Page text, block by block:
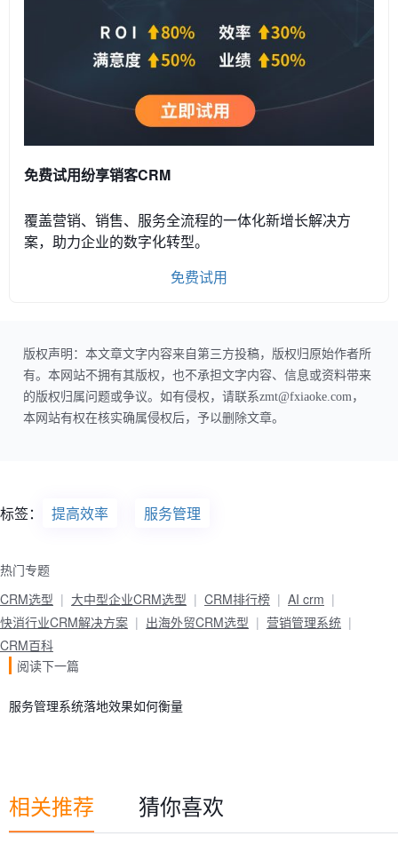
免费试用纷享销客CRM
覆盖营销、销售、服务全流程的一体化新增长解决方
案，助力企业的数字化转型。
免费试用
版权声明：本文章文字内容来自第三方投稿，版权归原始作者所
有。本网站不拥有其版权，也不承担文字内容、信息或资料带来
的版权归属问题或争议。如有侵权，请联系zmt@fxiaoke.com，
本网站有权在核实确属侵权后，予以删除文章。
标签： 提高效率 服务管理
热门专题
CRM选型
大中型企业CRM选型 CRM排行榜
AI crm
快消行业CRM解决方案
出海外贸CRM选型
营销管理系统
CRM百科
阅读下一篇
服务管理系统落地效果如何衡量
相关推荐 猜你喜欢